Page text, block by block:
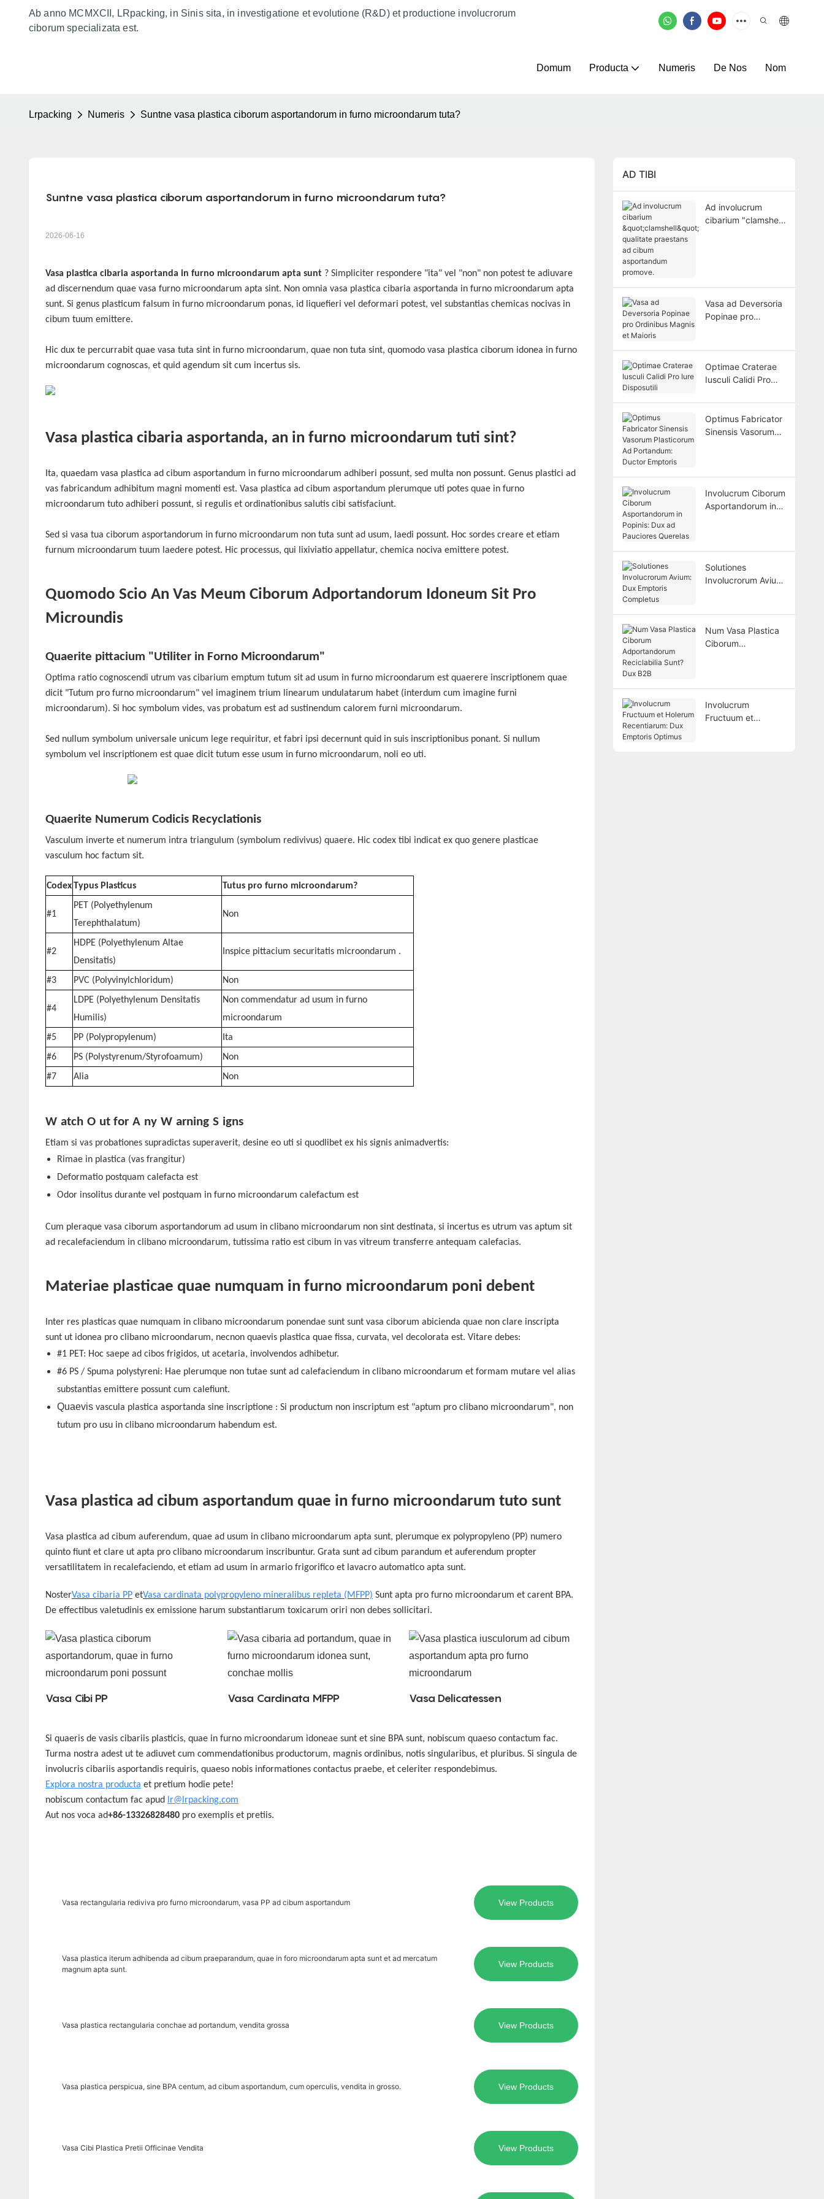
Ab anno MCMXCII, LRpacking, in Sinis sita, in investigatione et evolutione (R&D) et productione involucrorum
ciborum specializata est.
Domum Producta Numeris De Nos Nom
Lrpacking Numeris Suntne vasa plastica ciborum asportandorum in furno microondarum tuta?
Suntne vasa plastica ciborum asportandorum in furno microondarum tuta?
2026-06-16
Vasa plastica cibaria asportanda in furno microondarum apta sunt ? Simpliciter respondere "ita" vel "non" non potest te adiuvare
ad discernendum quae vasa furno microondarum apta sint. Non omnia vasa plastica cibaria asportanda in furno microondarum apta
sunt. Si genus plasticum falsum in furno microondarum ponas, id liquefieri vel deformari potest, vel substantias chemicas nocivas in
cibum tuum emittere.
Hic dux te percurrabit quae vasa tuta sint in furno microondarum, quae non tuta sint, quomodo vasa plastica ciborum idonea in furno
microondarum cognoscas, et quid agendum sit cum incertus sis.
Vasa plastica cibaria asportanda, an in furno microondarum tuti sint?
Ita, quaedam vasa plastica ad cibum asportandum in furno microondarum adhiberi possunt, sed multa non possunt. Genus plastici ad
vas fabricandum adhibitum magni momenti est. Vasa plastica ad cibum asportandum plerumque uti potes quae in furno
microondarum tuto adhiberi possunt, si regulis et ordinationibus salutis cibi satisfaciunt.
Sed si vasa tua ciborum asportandorum in furno microondarum non tuta sunt ad usum, laedi possunt. Hoc sordes creare et etiam
furnum microondarum tuum laedere potest. Hic processus, qui lixiviatio appellatur, chemica nociva emittere potest.
Quomodo Scio An Vas Meum Ciborum Adportandorum Idoneum Sit Pro
Microundis
Quaerite pittacium "Utiliter in Forno Microondarum"
Optima ratio cognoscendi utrum vas cibarium emptum tutum sit ad usum in furno microondarum est quaerere inscriptionem quae
dicit "Tutum pro furno microondarum" vel imaginem trium linearum undulatarum habet (interdum cum imagine furni
microondarum). Si hoc symbolum vides, vas probatum est ad sustinendum calorem furni microondarum.
Sed nullum symbolum universale unicum lege requiritur, et fabri ipsi decernunt quid in suis inscriptionibus ponant. Si nullum
symbolum vel inscriptionem est quae dicit tutum esse usum in furno microondarum, noli eo uti.
Quaerite Numerum Codicis Recyclationis
Vasculum inverte et numerum intra triangulum (symbolum redivivus) quaere. Hic codex tibi indicat ex quo genere plasticae
vasculum hoc factum sit.
CodexTypus Plasticus Tutus pro furno microondarum?
#1
PET (Polyethylenum
Terephthalatum)
Non
#2
HDPE (Polyethylenum Altae
Densitatis)
Inspice pittacium securitatis microondarum .
#3 PVC (Polyvinylchloridum) Non
#4
LDPE (Polyethylenum Densitatis
Humilis)
Non commendatur ad usum in furno
microondarum
#5
PP (Polypropylenum)
Ita
#6
PS (Polystyrenum/Styrofoamum)
Non
#7
Alia Non
W atch O ut for A ny W arning S igns
Etiam si vas probationes supradictas superaverit, desine eo uti si quodlibet ex his signis animadvertis:
Rimae in plastica (vas frangitur)
Deformatio postquam calefacta est
Odor insolitus durante vel postquam in furno microondarum calefactum est
Cum pleraque vasa ciborum asportandorum ad usum in clibano microondarum non sint destinata, si incertus es utrum vas aptum sit
ad recalefaciendum in clibano microondarum, tutissima ratio est cibum in vas vitreum transferre antequam calefacias.
Materiae plasticae quae numquam in furno microondarum poni debent
Inter res plasticas quae numquam in clibano microondarum ponendae sunt sunt vasa ciborum abicienda quae non clare inscripta
sunt ut idonea pro clibano microondarum, necnon quaevis plastica quae fissa, curvata, vel decolorata est. Vitare debes:
#1 PET: Hoc saepe ad cibos frigidos, ut acetaria, involvendos adhibetur.
#6 PS / Spuma polystyreni: Hae plerumque non tutae sunt ad calefaciendum in clibano microondarum et formam mutare vel alias
substantias emittere possunt cum calefiunt.
Quaevisvascula plastica asportanda sine inscriptione : Si productum non inscriptum est "aptum pro clibano microondarum", non
tutum pro usu in clibano microondarum habendum est.
Vasa plastica ad cibum asportandum quae in furno microondarum tuto sunt
Vasa plastica ad cibum auferendum, quae ad usum in clibano microondarum apta sunt, plerumque ex polypropyleno (PP) numero
quinto fiunt et clare ut apta pro clibano microondarum inscribuntur. Grata sunt ad cibum parandum et auferendum propter
versatilitatem in recalefaciendo, et etiam ad usum in armario frigorifico et lavacro automatico apta sunt.
NosterVasa cibaria PPetVasa cardinata polypropyleno mineralibus repleta (MFPP) Sunt apta pro furno microondarum et carent BPA.
De effectibus valetudinis ex emissione harum substantiarum toxicarum oriri non debes sollicitari.
Vasa Cibi PP Vasa Cardinata MFPP Vasa Delicatessen
Si quaeris de vasis cibariis plasticis, quae in furno microondarum idoneae sunt et sine BPA sunt, nobiscum quaeso contactum fac.
Turma nostra adest ut te adiuvet cum commendationibus productorum, magnis ordinibus, notis singularibus, et pluribus. Si singula de
involucris cibariis asportandis requiris, quaeso nobis informationes contactus praebe, et celeriter respondebimus.
Explora nostra producta et pretium hodie pete!
nobiscum contactum fac apud
lr@lrpacking.com
Aut nos voca ad+86-13326828480pro exemplis et pretiis.
Vasa rectangularia rediviva pro furno microondarum, vasa PP ad cibum asportandum View Products
Vasa plastica iterum adhibenda ad cibum praeparandum, quae in foro microondarum apta sunt et ad mercatum
magnum apta sunt.
View Products
Vasa plastica rectangularia conchae ad portandum, vendita grossa View Products
Vasa plastica perspicua, sine BPA centum, ad cibum asportandum, cum operculis, vendita in grosso. View Products
Vasa Cibi Plastica Pretii Officinae Vendita View Products
AD TIBI
Ad involucrum
cibarium "clamshell"
Vasa ad Deversoria
Popinae pro
Optimae Craterae
Iusculi Calidi Pro
Optimus Fabricator
Sinensis Vasorum
Involucrum Ciborum
Asportandorum in
Solutiones
Involucrorum Avium:
Num Vasa Plastica
Ciborum
Involucrum
Fructuum et